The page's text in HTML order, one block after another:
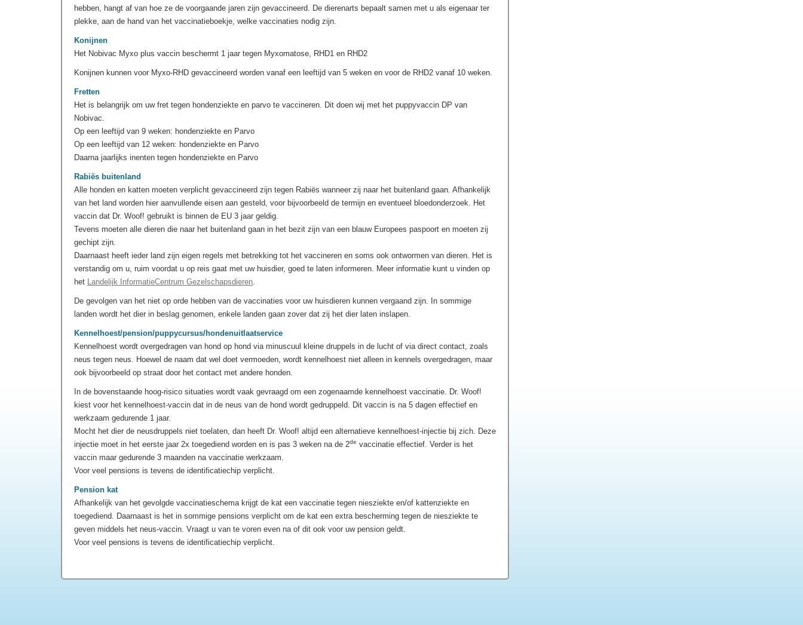
hebben, hangt af van hoe ze de voorgaande jaren zijn gevaccineerd. De dierenarts bepaalt samen met u als eigenaar ter
plekke, aan de hand van het vaccinatieboekje, welke vaccinaties nodig zijn.
Konijnen
Het Nobivac Myxo plus vaccin beschermt 1 jaar tegen Myxomatose, RHD1 en RHD2
Konijnen kunnen voor Myxo-RHD gevaccineerd worden vanaf een leeftijd van 5 weken en voor de RHD2 vanaf 10 weken.
Fretten
Het is belangrijk om uw fret tegen hondenziekte en parvo te vaccineren. Dit doen wij met het puppyvaccin DP van
Nobivac.
Op een leeftijd van 9 weken: hondenziekte en Parvo
Op een leeftijd van 12 weken: hondenziekte en Parvo
Daarna jaarlijks inenten tegen hondenziekte en Parvo
Rabiës buitenland
Alle honden en katten moeten verplicht gevaccineerd zijn tegen Rabiës wanneer zij naar het buitenland gaan. Afhankelijk
van het land worden hier aanvullende eisen aan gesteld, voor bijvoorbeeld de termijn en eventueel bloedonderzoek. Het
vaccin dat Dr. Woof! gebruikt is binnen de EU 3 jaar geldig.
Tevens moeten alle dieren die naar het buitenland gaan in het bezit zijn van een blauw Europees paspoort en moeten zij
gechipt zijn.
Daarnaast heeft ieder land zijn eigen regels met betrekking tot het vaccineren en soms ook ontwormen van dieren. Het is
verstandig om u, ruim voordat u op reis gaat met uw huisdier, goed te laten informeren. Meer informatie kunt u vinden op
het Landelijk InformatieCentrum Gezelschapsdieren.
De gevolgen van het niet op orde hebben van de vaccinaties voor uw huisdieren kunnen vergaand zijn. In sommige
landen wordt het dier in beslag genomen, enkele landen gaan zover dat zij het dier laten inslapen.
Kennelhoest/pension/puppycursus/hondenuitlaatservice
Kennelhoest wordt overgedragen van hond op hond via minuscuul kleine druppels in de lucht of via direct contact, zoals
neus tegen neus. Hoewel de naam dat wel doet vermoeden, wordt kennelhoest niet alleen in kennels overgedragen, maar
ook bijvoorbeeld op straat door het contact met andere honden.
In de bovenstaande hoog-risico situaties wordt vaak gevraagd om een zogenaamde kennelhoest vaccinatie. Dr. Woof!
kiest voor het kennelhoest-vaccin dat in de neus van de hond wordt gedruppeld. Dit vaccin is na 5 dagen effectief en
werkzaam gedurende 1 jaar.
Mocht het dier de neusdruppels niet toelaten, dan heeft Dr. Woof! altijd een alternatieve kennelhoest-injectie bij zich. Deze
injectie moet in het eerste jaar 2x toegediend worden en is pas 3 weken na de 2de vaccinatie effectief. Verder is het
vaccin maar gedurende 3 maanden na vaccinatie werkzaam.
Voor veel pensions is tevens de identificatiechip verplicht.
Pension kat
Afhankelijk van het gevolgde vaccinatieschema krijgt de kat een vaccinatie tegen niesziekte en/of kattenziekte en
toegediend. Daarnaast is het in sommige pensions verplicht om de kat een extra bescherming tegen de niesziekte te
geven middels het neus-vaccin. Vraagt u van te voren even na of dit ook voor uw pension geldt.
Voor veel pensions is tevens de identificatiechip verplicht.